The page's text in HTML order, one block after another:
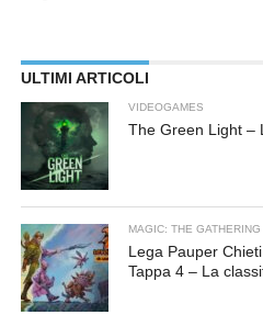
ULTIMI ARTICOLI
VIDEOGAMES
The Green Light –
MAGIC: THE GATHERING
Lega Pauper
Tappa 4 – La